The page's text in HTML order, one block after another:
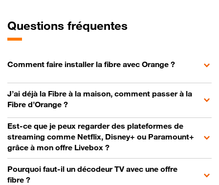
Questions fréquentes
Comment faire installer la fibre avec Orange ?
J’ai déjà la Fibre à la maison, comment passer à la
Fibre d’Orange ?
Est-ce que je peux regarder des plateformes de
streaming comme Netflix, Disney+ ou Paramount+
grâce à mon offre Livebox ?
Pourquoi faut-il un décodeur TV avec une offre
fibre ?